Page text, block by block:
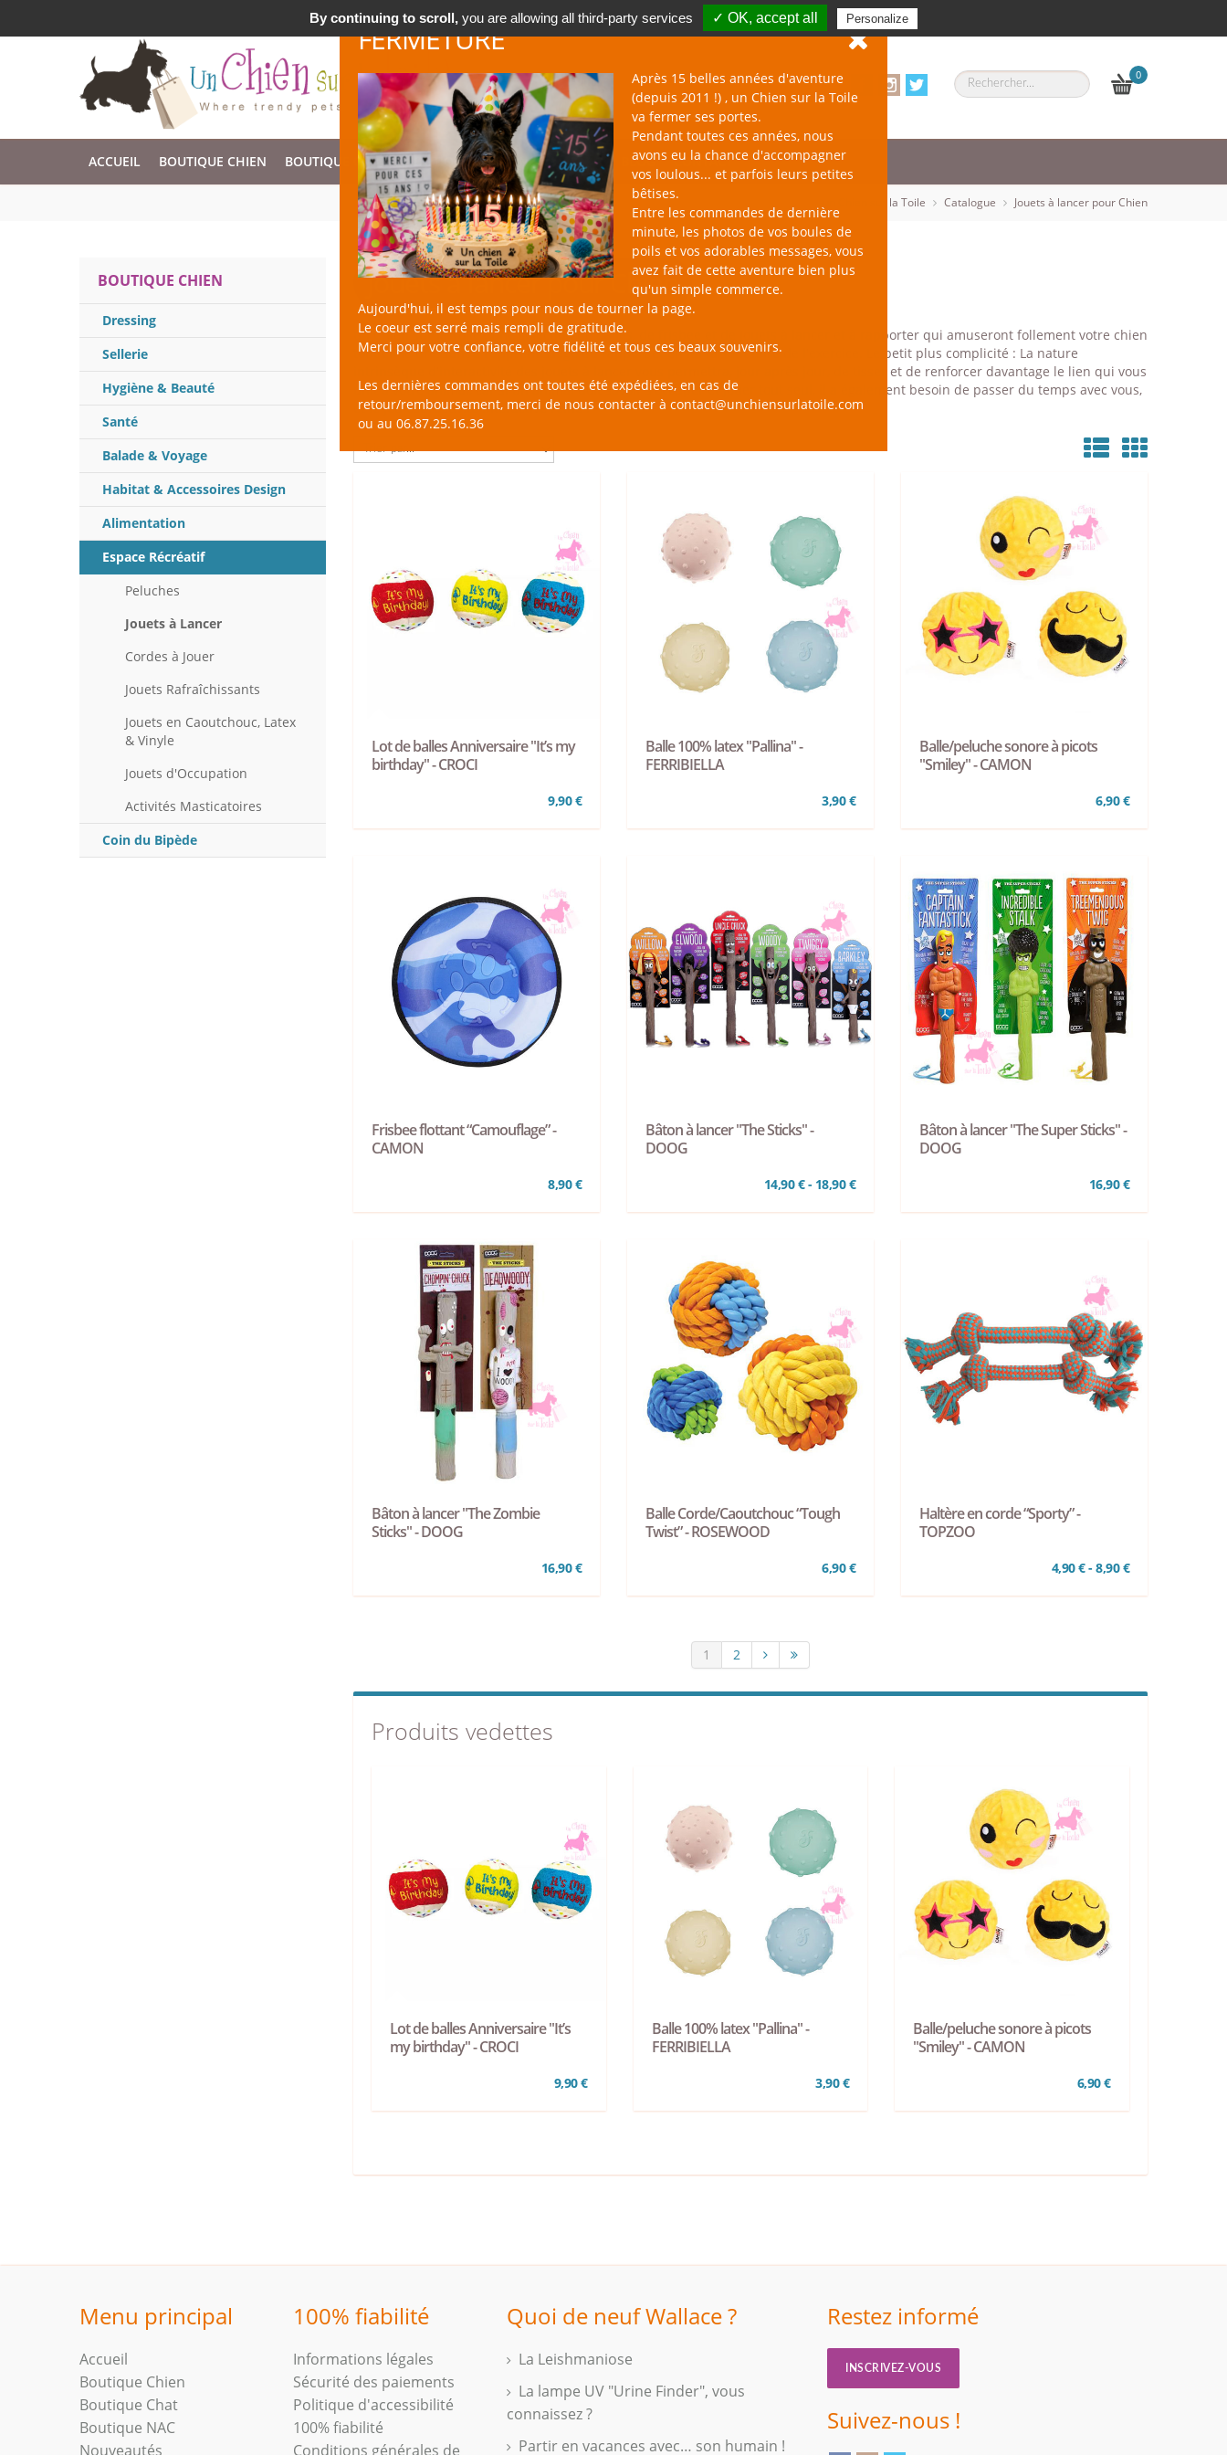
Accessoires & Design pour Chien, Chat, et Nac !
FERMETURE
Après 15 belles années d'aventure
(depuis 2011 !) , un Chien sur la Toile
va fermer ses portes.
Pendant toutes ces années, nous
avons eu la chance d'accompagner
vos loulous... et parfois leurs petites
bêtises.
Entre les commandes de dernière
minute, les photos de vos boules de
poils et vos adorables messages, vous
avez fait de cette aventure bien plus
qu'un simple commerce.
Aujourd'hui, il est temps pour nous de tourner la page.
Le coeur est serré mais rempli de gratitude.
Merci pour votre confiance, votre fidélité et tous ces beaux souvenirs.
Les dernières commandes ont toutes été expédiées, en cas de
retour/remboursement, merci de nous contacter à contact@unchiensurlatoile.com
ou au 06.87.25.16.36
0
ACCUEIL BOUTIQUE CHIEN BOUTIQUE CHAT BOUTIQUE NAC NOUVEAUTÉS BLOG CONTACT
un Chien sur la Toile Catalogue Jouets à lancer pour Chien
BOUTIQUE CHIEN
Dressing
Sellerie
Hygiène & Beauté
Santé
Balade & Voyage
Habitat & Accessoires Design
Alimentation
Espace Récréatif
Peluches
Jouets à Lancer
Cordes à Jouer
Jouets Rafraîchissants
Jouets en Caoutchouc, Latex
& Vinyle
Jouets d'Occupation
Activités Masticatoires
Coin du Bipède
Jouets à lancer pour Chien
un Chien sur la Toile : une sélection de balles, de frisbee et de jouets à lancer et à rapporter qui amuseront follement votre chien
tout en le dressant à l'apprentissage du rapport et en lui faisant faire de l'exercice. Le petit plus complicité : La nature
intrinsèque d'interactivité des jouets à lancer vous permettra, jour après jour, de tisser et de renforcer davantage le lien qui vous
unit à votre animal, car si un animal doit savoir s'occuper et jouer tout seul, il a également besoin de passer du temps avec vous,
et le jeu est l'activité interactive reine !
Lot de balles Anniversaire "It’s my
birthday" - CROCI
9,90 €
Balle 100% latex "Pallina" -
FERRIBIELLA
3,90 €
Balle/peluche sonore à picots
"Smiley" - CAMON
6,90 €
Frisbee flottant “Camouflage” -
CAMON
8,90 €
Bâton à lancer "The Sticks" -
DOOG
14,90 € - 18,90 €
Bâton à lancer "The Super Sticks" -
DOOG
16,90 €
Bâton à lancer "The Zombie
Sticks" - DOOG
16,90 €
Balle Corde/Caoutchouc “Tough
Twist” - ROSEWOOD
6,90 €
Haltère en corde “Sporty” -
TOPZOO
4,90 € - 8,90 €
1 2
Produits vedettes
Lot de balles Anniversaire "It’s
my birthday" - CROCI
9,90 €
Balle 100% latex "Pallina" -
FERRIBIELLA
3,90 €
Balle/peluche sonore à picots
"Smiley" - CAMON
6,90 €
Menu principal
Accueil
Boutique Chien
Boutique Chat
Boutique NAC
Nouveautés
100% fiabilité
Informations légales
Sécurité des paiements
Politique d'accessibilité
100% fiabilité
Conditions générales de
Quoi de neuf Wallace ?
La Leishmaniose
La lampe UV "Urine Finder", vous
connaissez ?
Partir en vacances avec… son humain !
Restez informé
INSCRIVEZ-VOUS
Suivez-nous !
By continuing to scroll,you are allowing all third-party services ✓ OK, accept all Personalize